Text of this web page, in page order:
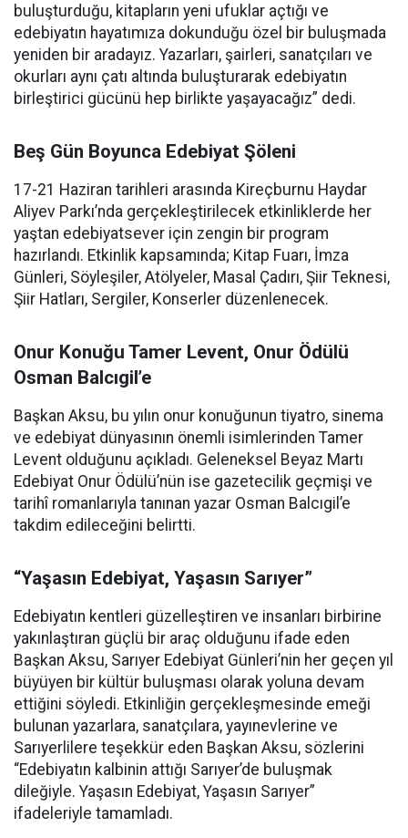
buluşturduğu, kitapların yeni ufuklar açtığı ve
edebiyatın hayatımıza dokunduğu özel bir buluşmada
yeniden bir aradayız. Yazarları, şairleri, sanatçıları ve
okurları aynı çatı altında buluşturarak edebiyatın
birleştirici gücünü hep birlikte yaşayacağız” dedi.
Beş Gün Boyunca Edebiyat Şöleni
17-21 Haziran tarihleri arasında Kireçburnu Haydar
Aliyev Parkı’nda gerçekleştirilecek etkinliklerde her
yaştan edebiyatsever için zengin bir program
hazırlandı. Etkinlik kapsamında; Kitap Fuarı, İmza
Günleri, Söyleşiler, Atölyeler, Masal Çadırı, Şiir Teknesi,
Şiir Hatları, Sergiler, Konserler düzenlenecek.
Onur Konuğu Tamer Levent, Onur Ödülü
Osman Balcıgil’e
Başkan Aksu, bu yılın onur konuğunun tiyatro, sinema
ve edebiyat dünyasının önemli isimlerinden Tamer
Levent olduğunu açıkladı. Geleneksel Beyaz Martı
Edebiyat Onur Ödülü’nün ise gazetecilik geçmişi ve
tarihî romanlarıyla tanınan yazar Osman Balcıgil’e
takdim edileceğini belirtti.
“Yaşasın Edebiyat, Yaşasın Sarıyer”
Edebiyatın kentleri güzelleştiren ve insanları birbirine
yakınlaştıran güçlü bir araç olduğunu ifade eden
Başkan Aksu, Sarıyer Edebiyat Günleri’nin her geçen yıl
büyüyen bir kültür buluşması olarak yoluna devam
ettiğini söyledi. Etkinliğin gerçekleşmesinde emeği
bulunan yazarlara, sanatçılara, yayınevlerine ve
Sarıyerlilere teşekkür eden Başkan Aksu, sözlerini
“Edebiyatın kalbinin attığı Sarıyer’de buluşmak
dileğiyle. Yaşasın Edebiyat, Yaşasın Sarıyer”
ifadeleriyle tamamladı.